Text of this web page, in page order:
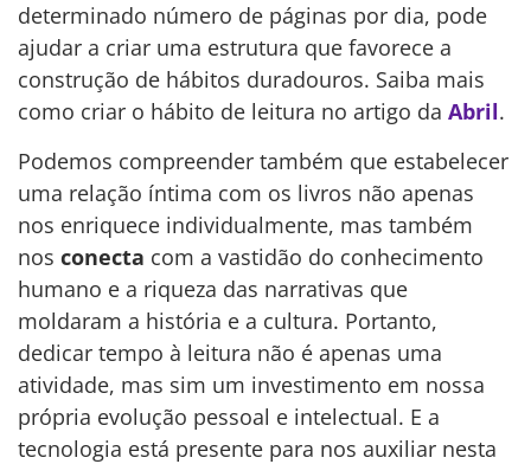
determinado número de páginas por dia, pode
ajudar a criar uma estrutura que favorece a
construção de hábitos duradouros. Saiba mais
como criar o hábito de leitura no artigo da Abril.
Podemos compreender também que estabelecer
uma relação íntima com os livros não apenas
nos enriquece individualmente, mas também
nos conecta com a vastidão do conhecimento
humano e a riqueza das narrativas que
moldaram a história e a cultura. Portanto,
dedicar tempo à leitura não é apenas uma
atividade, mas sim um investimento em nossa
própria evolução pessoal e intelectual. E a
tecnologia está presente para nos auxiliar nesta